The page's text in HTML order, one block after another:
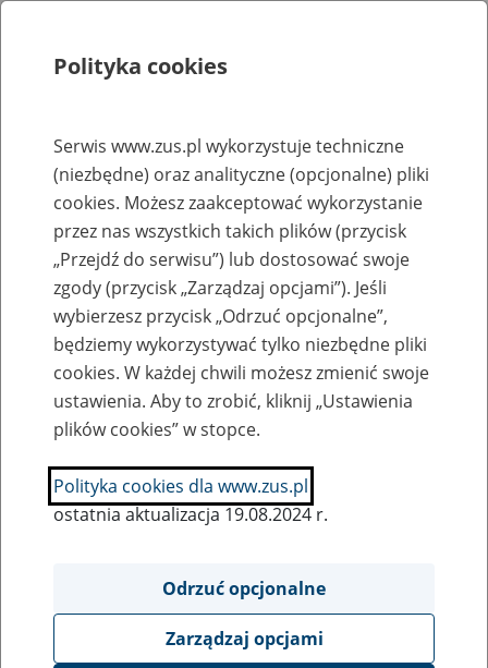
Rejestry, ewidencje i archiwa
Baza zlikwidowanych lub
przekształconych zakładów pracy
Nazwa zakładu pracy:
SZUKAJ
Ukryj wszystkie pozycje bazy
Polityka cookies
Serwis www.zus.pl wykorzystuje techniczne
(niezbędne) oraz analityczne (opcjonalne) pliki
cookies. Możesz zaakceptować wykorzystanie
przez nas wszystkich takich plików (przycisk
„Przejdź do serwisu”) lub dostosować swoje
zgody (przycisk „Zarządzaj opcjami”). Jeśli
wybierzesz przycisk „Odrzuć opcjonalne”,
będziemy wykorzystywać tylko niezbędne pliki
cookies. W każdej chwili możesz zmienić swoje
ustawienia. Aby to zrobić, kliknij „Ustawienia
plików cookies” w stopce.
Polityka cookies dla www.zus.pl
ostatnia aktualizacja 19.08.2024 r.
Odrzuć opcjonalne
Zarządzaj opcjami